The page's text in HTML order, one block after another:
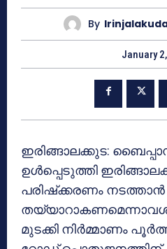
By
January
ഇരിങ്ങാലക്കുട:
ഉള്‍പ്പെടുത്തി
പരിഷ്‌ക്കരണം
മുടക്കി നിര്‍മ്മാണം